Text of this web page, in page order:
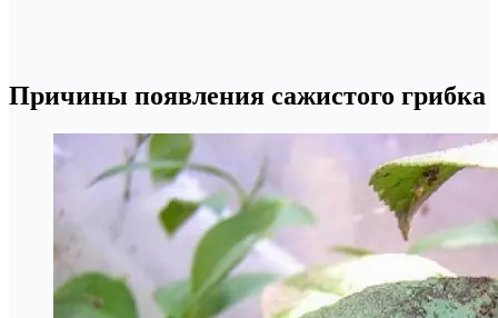
Причины появления сажистого грибка